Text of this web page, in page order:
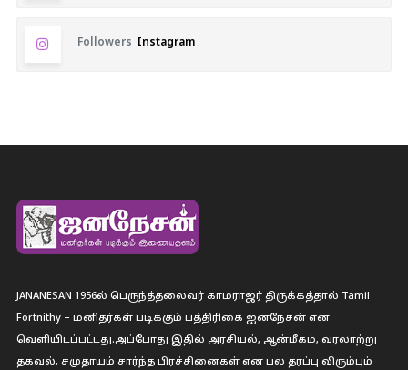
Followers Instagram
JANANESAN 1956ல் பெருந்த்தலைவர் காமராஜர் திருக்கத்தால் Tamil
Fortnithy – மனிதர்கள் படிக்கும் பத்திரிகை ஐனநேசன் என
வெளியிடப்பட்டது.அப்போது இதில் அரசியல், ஆன்மீகம், வரலாற்று
தகவல், சமுதாயம் சார்ந்த பிரச்சினைகள் என பல தரப்பு விரும்பும்